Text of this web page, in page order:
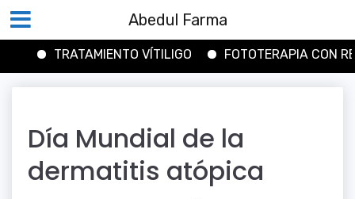
TRATAMIENTO VÍTILIGO
FOTOTERAPIA CON
Día Mundial de la
dermatitis atópica
Abedul Farma